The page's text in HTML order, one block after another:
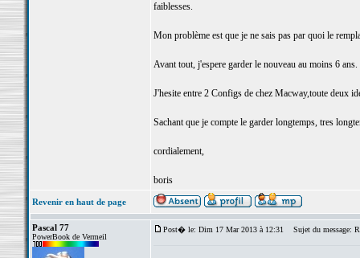
faiblesses.
Mon problème est que je ne sais pas par quoi le
Avant tout, j'espere garder le nouveau au moins 6
J'hesite entre 2 Configs de chez Macway,toute deux
Sachant que je compte le garder longtemps, tres
cordialement,
boris
Revenir en haut de page
Pascal 77
PowerBook de Vermeil
Post� le: Dim 17 Mar 2013 à 12:31 Sujet du message: